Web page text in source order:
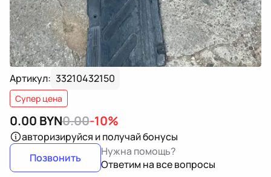
Артикул: 33210432150
Супер цена
0.00 BYN0.00-10%
авторизируйся и получай бонусы
Позвонить
Нужна помощь?
Ответим на все вопросы